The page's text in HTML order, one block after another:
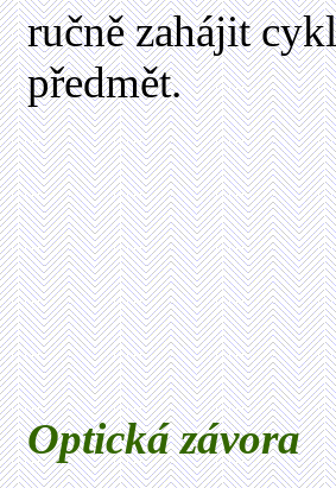
ručně zahájit
předmět.
Optická závora